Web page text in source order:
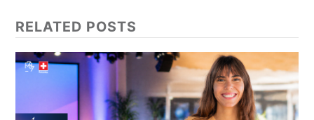
RELATED POSTS